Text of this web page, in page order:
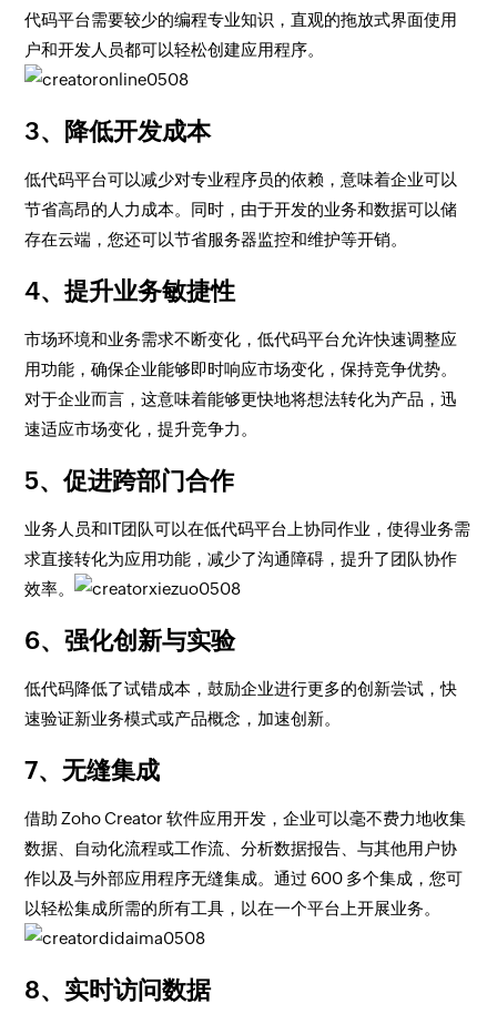
代码平台需要较少的编程专业知识，直观的拖放式界面使用
户和开发人员都可以轻松创建应用程序。
3、降低开发成本
低代码平台可以减少对专业程序员的依赖，意味着企业可以
节省高昂的人力成本。同时，由于开发的业务和数据可以储
存在云端，您还可以节省服务器监控和维护等开销。
4、提升业务敏捷性
市场环境和业务需求不断变化，低代码平台允许快速调整应
用功能，确保企业能够即时响应市场变化，保持竞争优势。
对于企业而言，这意味着能够更快地将想法转化为产品，迅
速适应市场变化，提升竞争力。
5、促进跨部门合作
业务人员和IT团队可以在低代码平台上协同作业，使得业务需
求直接转化为应用功能，减少了沟通障碍，提升了团队协作
效率。
6、强化创新与实验
低代码降低了试错成本，鼓励企业进行更多的创新尝试，快
速验证新业务模式或产品概念，加速创新。
7、无缝集成
借助 Zoho Creator 软件应用开发，企业可以毫不费力地收集
数据、自动化流程或工作流、分析数据报告、与其他用户协
作以及与外部应用程序无缝集成。通过 600 多个集成，您可
以轻松集成所需的所有工具，以在一个平台上开展业务。
8、实时访问数据